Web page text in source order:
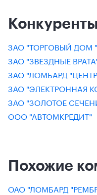
Конкуренты
ЗАО "ТОРГОВЫЙ
ЗАО "ЗВЕЗДНЫЕ
ЗАО "ЛОМБАРД
ЗАО "ЭЛЕКТРОННАЯ
ЗАО "ЗОЛОТОЕ
ООО "АВТОМКРЕДИТ"
Похожие
ОАО "ЛОМБАРД